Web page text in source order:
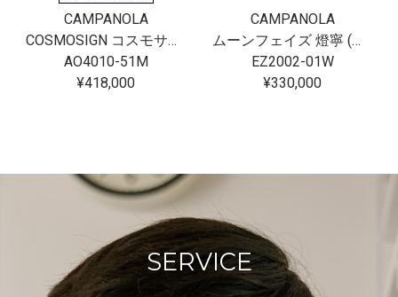
CAMPANOLA
COSMOSIGN コスモサイン
AO4010-51M
¥418,000
CAMPANOLA
ムーンフェイズ 燈寧 (あかね)
EZ2002-01W
¥330,000
SERVICE